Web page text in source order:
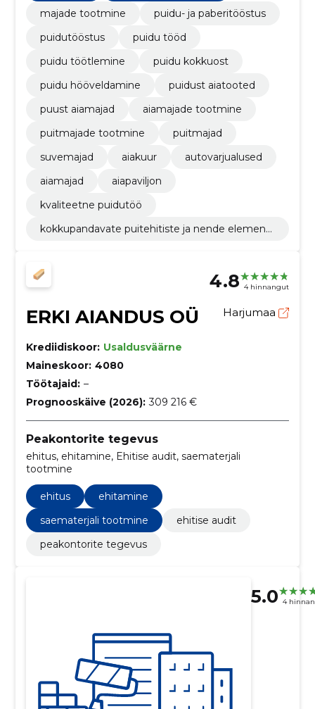
majade tootmine
puidu- ja paberitööstus
puidutööstus
puidu tööd
puidu töötlemine
puidu kokkuost
puidu hööveldamine
puidust aiatooted
puust aiamajad
aiamajade tootmine
puitmajade tootmine
puitmajad
suvemajad
aiakuur
autovarjualused
aiamajad
aiapaviljon
kvaliteetne puidutöö
kokkupandavate puitehitiste ja nende elementi
4.8 4 hinnangut
ERKI AIANDUS OÜ Harjumaa
Krediidiskoor: Usaldusväärne
Maineskoor: 4080
Töötajaid: –
Prognooskäive (2026): 309 216 €
Peakontorite tegevus
ehitus, ehitamine, Ehitise audit, saematerjali
tootmine
ehitus
ehitamine
saematerjali tootmine
ehitise audit
peakontorite tegevus
5.0 4